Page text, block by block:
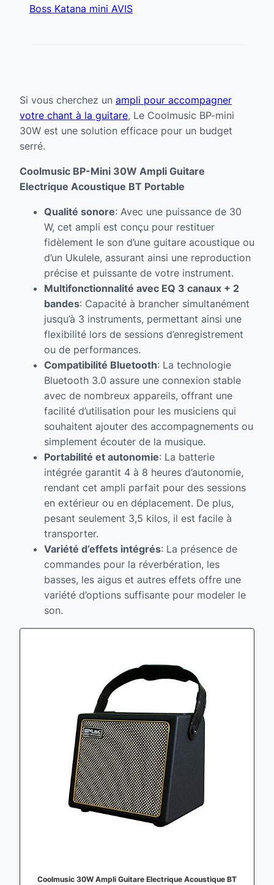
Boss Katana mini AVIS
Si vous cherchez un ampli pour accompagner
votre chant à la guitare, Le Coolmusic BP-mini
30W est une solution efficace pour un budget
serré.
Coolmusic BP-Mini 30W Ampli Guitare
Electrique Acoustique BT Portable
Qualité sonore: Avec une puissance de 30
W, cet ampli est conçu pour restituer
fidèlement le son d’une guitare acoustique ou
d’un Ukulele, assurant ainsi une reproduction
précise et puissante de votre instrument.
Multifonctionnalité avec EQ 3 canaux + 2
bandes: Capacité à brancher simultanément
jusqu’à 3 instruments, permettant ainsi une
flexibilité lors de sessions d’enregistrement
ou de performances.
Compatibilité Bluetooth: La technologie
Bluetooth 3.0 assure une connexion stable
avec de nombreux appareils, offrant une
facilité d’utilisation pour les musiciens qui
souhaitent ajouter des accompagnements ou
simplement écouter de la musique.
Portabilité et autonomie: La batterie
intégrée garantit 4 à 8 heures d’autonomie,
rendant cet ampli parfait pour des sessions
en extérieur ou en déplacement. De plus,
pesant seulement 3,5 kilos, il est facile à
transporter.
Variété d’effets intégrés: La présence de
commandes pour la réverbération, les
basses, les aigus et autres effets offre une
variété d’options suffisante pour modeler le
son.
Coolmusic 30W Ampli Guitare Electrique Acoustique BT